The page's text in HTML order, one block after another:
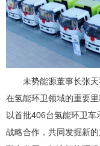
未势能源董事长张
在氢能环卫领域的重要里
以首批406台氢能环卫
战略合作，共同发掘新